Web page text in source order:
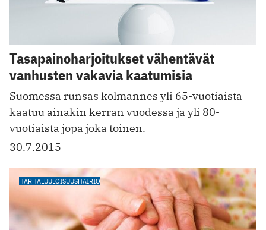
Tasapainoharjoitukset vähentävät
vanhusten vakavia kaatumisia
Suomessa runsas kolmannes yli 65-vuotiaista
kaatuu ainakin kerran vuodessa ja yli 80-
vuotiaista jopa joka toinen.
30.7.2015
HARHALUULOISUUSHÄIRIÖ